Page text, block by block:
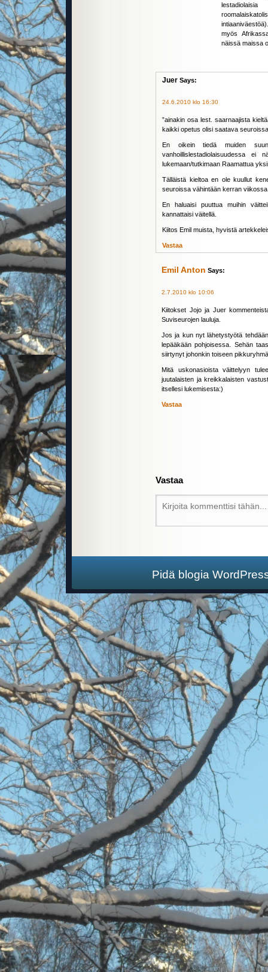
myös
näissä maissa
Juer Says:
24.6.2010 klo 16:30
”ainakin osa lest. saarnaajista
kaikki opetus olisi saatava
En oikein tiedä muiden
vanhoillislestadiolaisuudessa
lukemaan/tutkimaan Raamattua
Tälläistä kieltoa en ole kuullut
seuroissa vähintään kerran
En haluaisi puuttua muihin
kannattaisi väitellä.
Kiitos Emil muista, hyvistä
Vastaa
Emil Anton Says:
2.7.2010 klo 10:06
Kiitokset Jojo ja Juer
Suviseurojen lauluja.
Jos ja kun nyt lähetystyötä
lepääkään pohjoisessa. Sehän
siirtynyt johonkin toiseen
Mitä uskonasioista väittelyyn
juutalaisten ja kreikkalaisten
itsellesi lukemisesta:)
Vastaa
Vastaa
Pidä blogia